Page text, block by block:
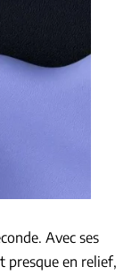
Avec ses
presque en relief,